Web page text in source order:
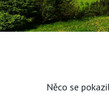
Něco se